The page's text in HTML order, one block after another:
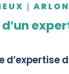
｜ARLON
d’expertise